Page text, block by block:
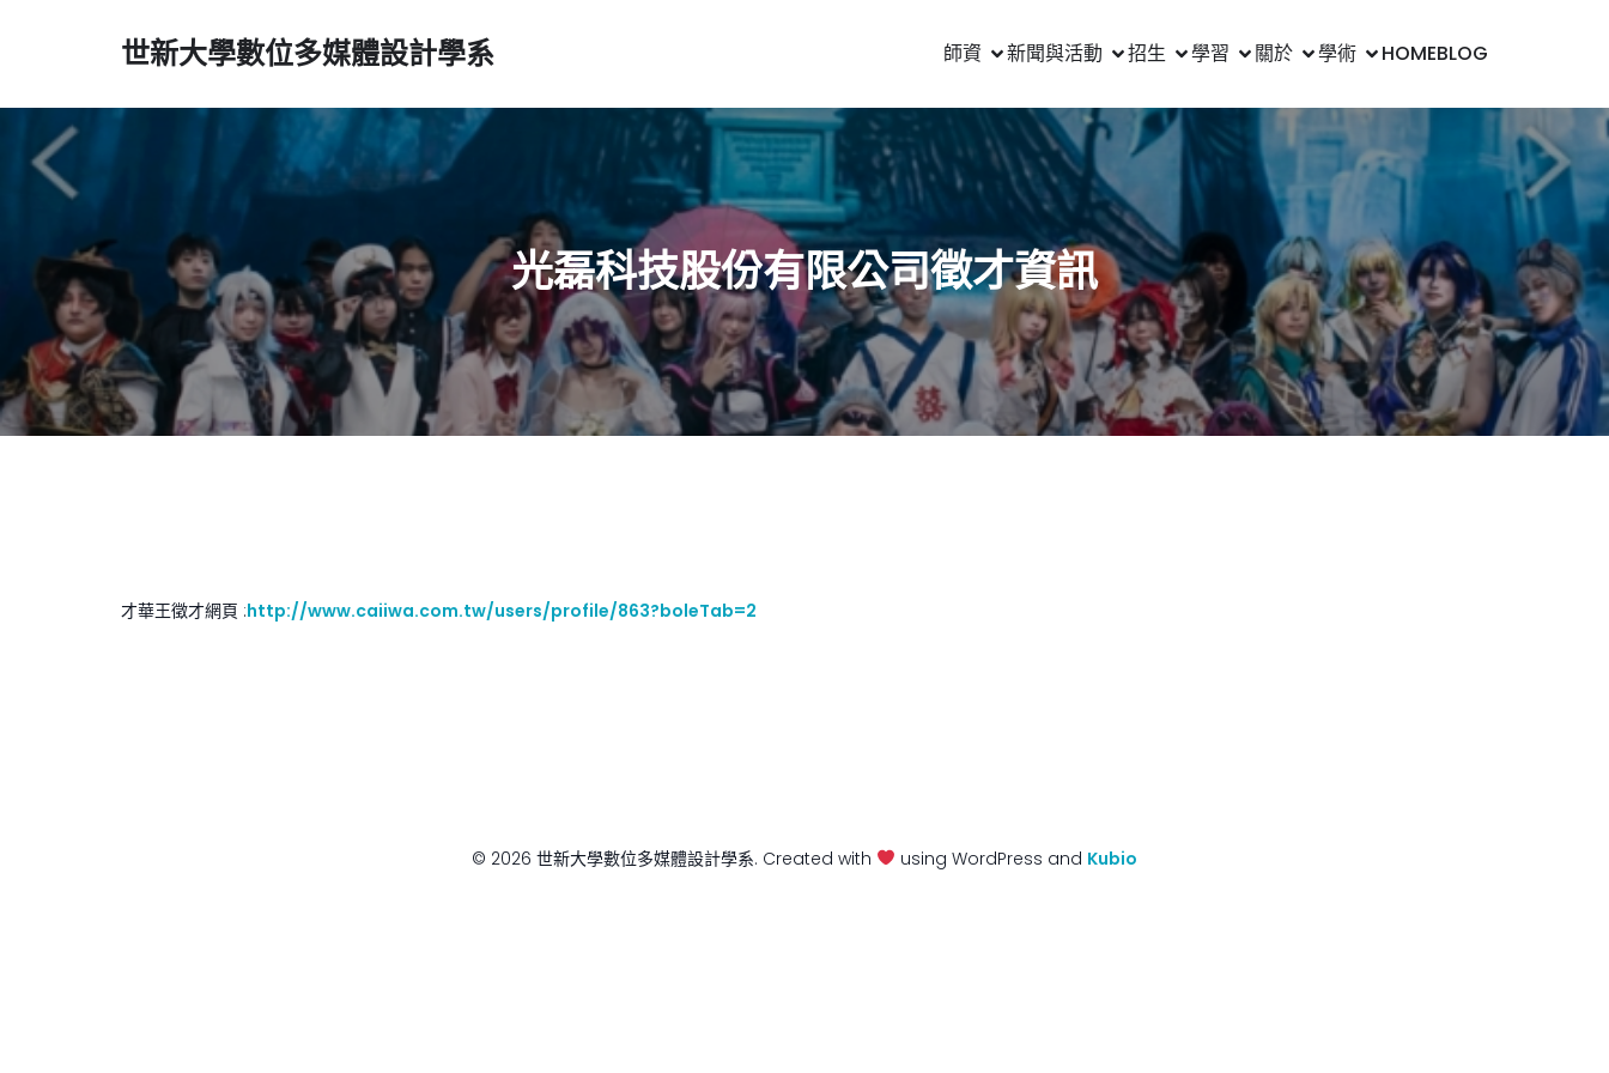
世新大學數位多媒體設計學系 師資 新聞與活動 招生 學習 關於 學術 HOMEBLOG
光磊科技股份有限公司徵才資訊
才華王徵才網頁 :http://www.caiiwa.com.tw/users/profile/863?boleTab=2
© 2026 世新大學數位多媒體設計學系. Created with using WordPress and Kubio